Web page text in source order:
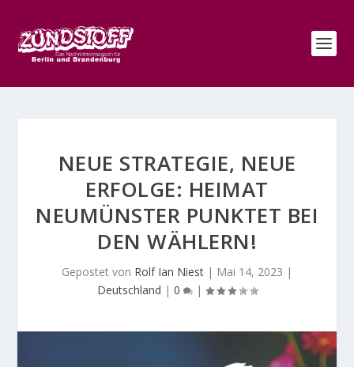
NEUE STRATEGIE, NEUE
ERFOLGE: HEIMAT
NEUMÜNSTER PUNKTET BEI
DEN WÄHLERN!
Gepostet von Rolf Ian Niest | Mai 14, 2023 |
Deutschland | 0 |